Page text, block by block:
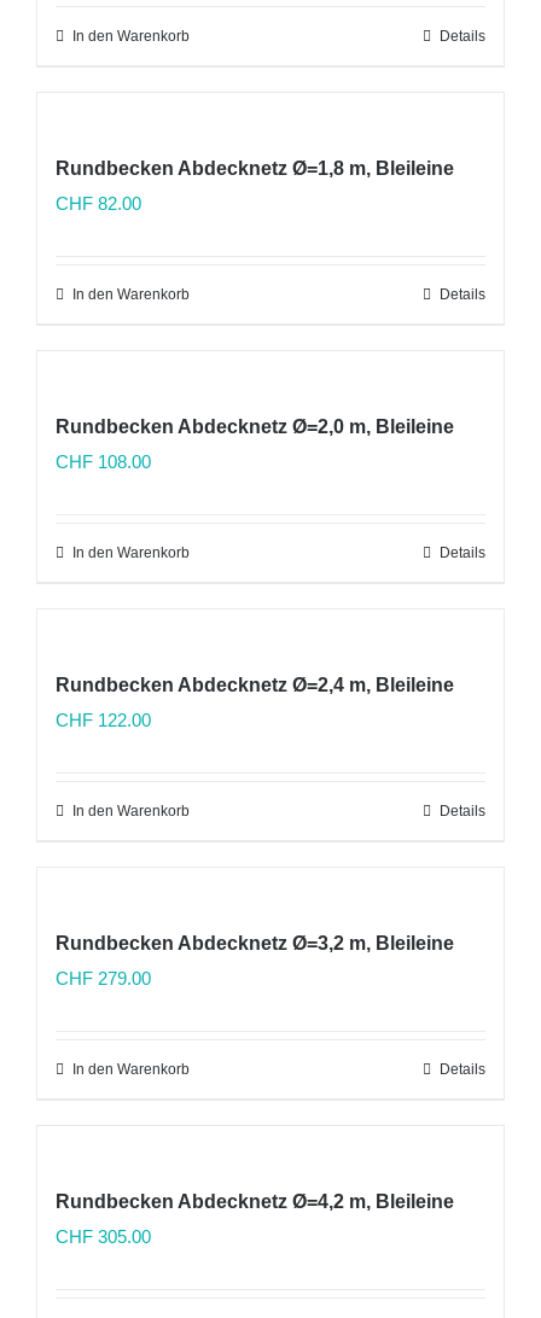
In den Warenkorb Details
Rundbecken Abdecknetz Ø=1,8 m, Bleileine
CHF 82.00
In den Warenkorb Details
Rundbecken Abdecknetz Ø=2,0 m, Bleileine
CHF 108.00
In den Warenkorb Details
Rundbecken Abdecknetz Ø=2,4 m, Bleileine
CHF 122.00
In den Warenkorb Details
Rundbecken Abdecknetz Ø=3,2 m, Bleileine
CHF 279.00
In den Warenkorb Details
Rundbecken Abdecknetz Ø=4,2 m, Bleileine
CHF 305.00